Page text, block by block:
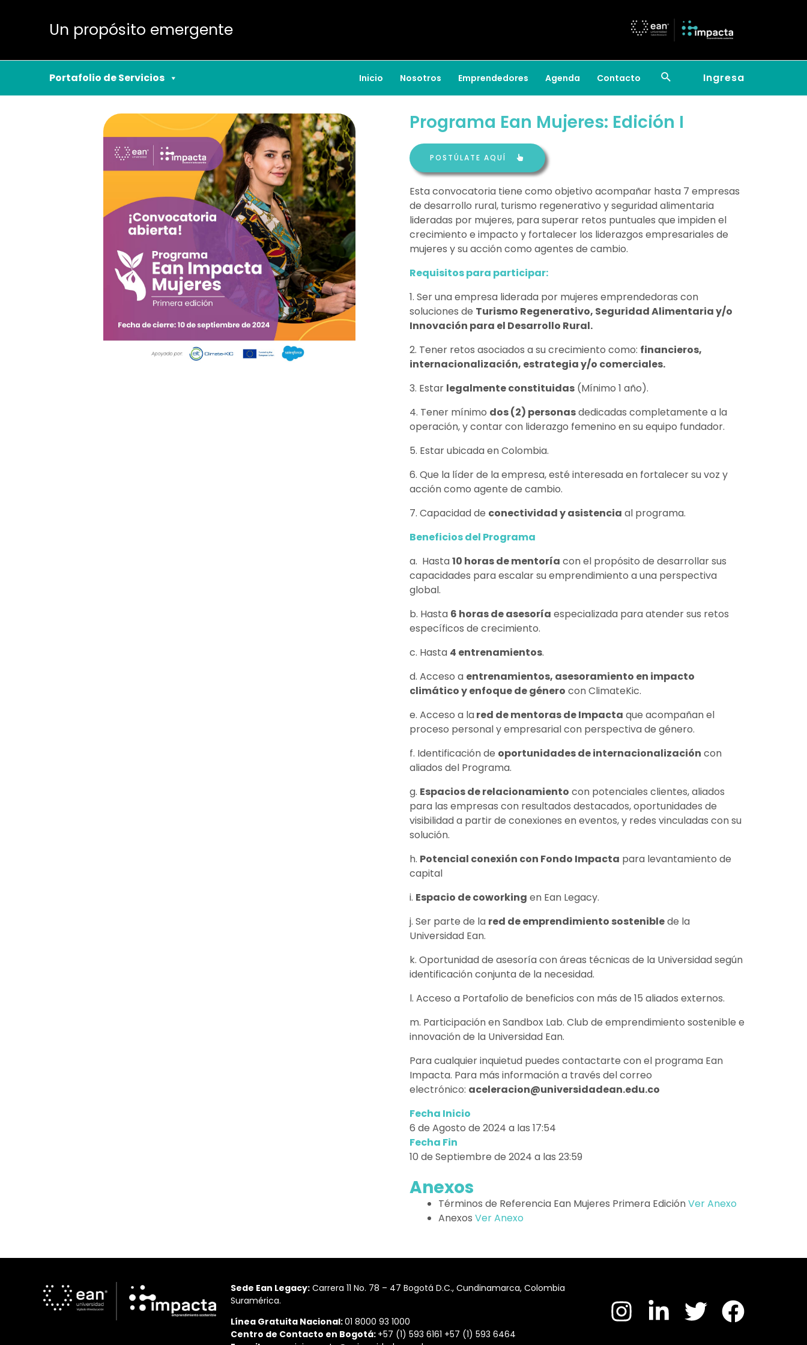
Un propósito emergente
Portafolio de Servicios Inicio Nosotros Emprendedores Agenda Contacto Ingresa
Programa Ean Mujeres: Edición I
POSTÚLATE AQUÍ
Esta convocatoria tiene como objetivo acompañar hasta 7 empresas
de desarrollo rural, turismo regenerativo y seguridad alimentaria
lideradas por mujeres, para superar retos puntuales que impiden el
crecimiento e impacto y fortalecer los liderazgos empresariales de
mujeres y su acción como agentes de cambio.
Requisitos para participar:
1. Ser una empresa liderada por mujeres emprendedoras con
soluciones de Turismo Regenerativo, Seguridad Alimentaria y/o
Innovación para el Desarrollo Rural.
2. Tener retos asociados a su crecimiento como: financieros,
internacionalización, estrategia y/o comerciales.
3. Estar legalmente constituidas (Mínimo 1 año).
4. Tener mínimo dos (2) personasdedicadas completamente a la
operación, y contar con liderazgo femenino en su equipo fundador.
5. Estar ubicada en Colombia.
6. Que la líder de la empresa, esté interesada en fortalecer su voz y
acción como agente de cambio.
7. Capacidad de conectividad y asistencia al programa.
Beneficios del Programa
a. Hasta10 horas de mentoría con el propósito de desarrollar sus
capacidades para escalar su emprendimiento a una perspectiva
global.
b. Hasta 6 horas de asesoría especializada para atender sus retos
específicos de crecimiento.
c. Hasta 4 entrenamientos.
d. Acceso a entrenamientos, asesoramiento en impacto
climático y enfoque de género con ClimateKic.
e. Acceso a lared de mentoras de Impacta que acompañan el
proceso personal y empresarial con perspectiva de género.
f. Identificación de oportunidades de internacionalización con
aliados del Programa.
g. Espacios de relacionamiento con potenciales clientes, aliados
para las empresas con resultados destacados, oportunidades de
visibilidad a partir de conexiones en eventos, y redes vinculadas con su
solución.
h. Potencial conexión con Fondo Impacta para levantamiento de
capital
i. Espacio de coworking en Ean Legacy.
j. Ser parte de la red de emprendimiento sosteniblede la
Universidad Ean.
k. Oportunidad de asesoría con áreas técnicas de la Universidad según
identificación conjunta de la necesidad.
l. Acceso a Portafolio de beneficios con más de 15 aliados externos.
m. Participación en Sandbox Lab. Club de emprendimiento sostenible e
innovación de la Universidad Ean.
Para cualquier inquietud puedes contactarte con el programa Ean
Impacta. Para más información a través del correo
electrónico: aceleracion@universidadean.edu.co
Fecha Inicio
6 de Agosto de 2024 a las 17:54
Fecha Fin
10 de Septiembre de 2024 a las 23:59
Anexos
Términos de Referencia Ean Mujeres Primera EdiciónVer Anexo
Anexos Ver Anexo
Sede Ean Legacy: Carrera 11 No. 78 – 47 Bogotá D.C., Cundinamarca, Colombia
Suramérica.
Línea Gratuita Nacional:01 8000 93 1000
Centro de Contacto en Bogotá: +57 (1) 593 6161 +57 (1) 593 6464